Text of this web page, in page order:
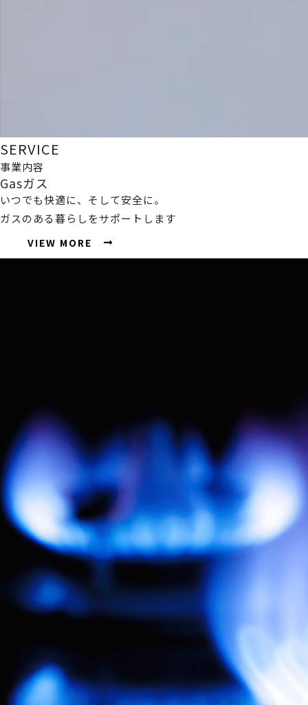
SERVICE
事業内容
Gasガス
いつでも快適に、そして安全に。
ガスのある暮らしをサポートします
VIEW MORE